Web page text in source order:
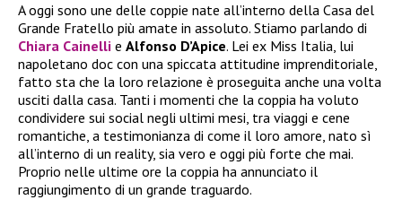
A oggi sono une delle coppie nate all’interno della Casa del
Grande Fratello più amate in assoluto. Stiamo parlando di
Chiara Cainelli e Alfonso D’Apice. Lei ex Miss Italia, lui
napoletano doc con una spiccata attitudine imprenditoriale,
fatto sta che la loro relazione è proseguita anche una volta
usciti dalla casa. Tanti i momenti che la coppia ha voluto
condividere sui social negli ultimi mesi, tra viaggi e cene
romantiche, a testimonianza di come il loro amore, nato sì
all’interno di un reality, sia vero e oggi più forte che mai.
Proprio nelle ultime ore la coppia ha annunciato il
raggiungimento di un grande traguardo.